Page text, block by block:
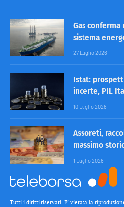
Gas
sistema
27 Luglio 2026
Istat:
incerte, PIL
10 Luglio 2026
Assoreti,
massimo
1 Luglio 2026
Tutti i diritti riservati. E’ vietata la